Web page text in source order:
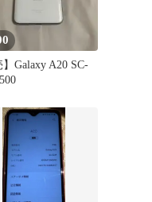
】Galaxy A20 SC-